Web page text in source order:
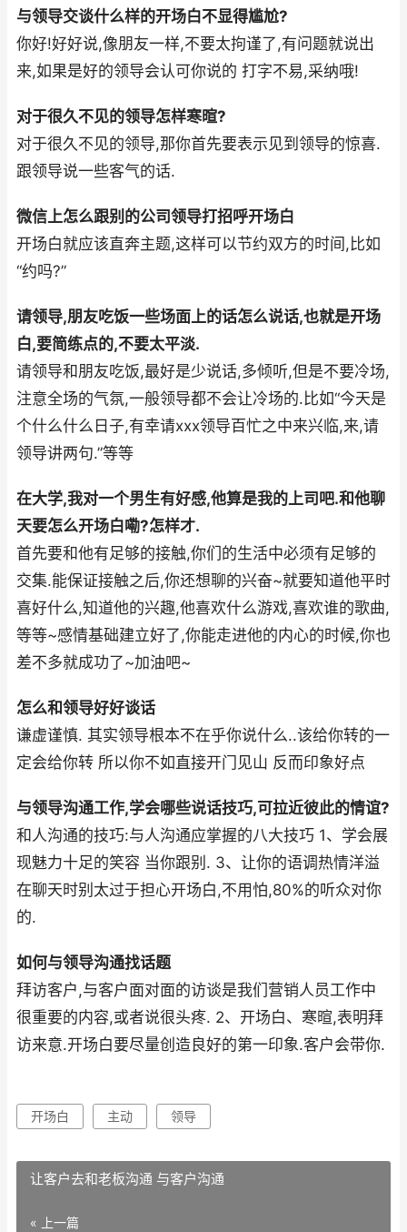
与领导交谈什么样的开场白不显得尴尬?
你好!好好说,像朋友一样,不要太拘谨了,有问题就说出
来,如果是好的领导会认可你说的 打字不易,采纳哦!
对于很久不见的领导怎样寒暄?
对于很久不见的领导,那你首先要表示见到领导的惊喜.
跟领导说一些客气的话.
微信上怎么跟别的公司领导打招呼开场白
开场白就应该直奔主题,这样可以节约双方的时间,比如
“约吗?”
请领导,朋友吃饭一些场面上的话怎么说话,也就是开场
白,要简练点的,不要太平淡.
请领导和朋友吃饭,最好是少说话,多倾听,但是不要冷场,
注意全场的气氛,一般领导都不会让冷场的.比如“今天是
个什么什么日子,有幸请xxx领导百忙之中来兴临,来,请
领导讲两句.”等等
在大学,我对一个男生有好感,他算是我的上司吧.和他聊
天要怎么开场白嘞?怎样才.
首先要和他有足够的接触,你们的生活中必须有足够的
交集.能保证接触之后,你还想聊的兴奋~就要知道他平时
喜好什么,知道他的兴趣,他喜欢什么游戏,喜欢谁的歌曲,
等等~感情基础建立好了,你能走进他的内心的时候,你也
差不多就成功了~加油吧~
怎么和领导好好谈话
谦虚谨慎. 其实领导根本不在乎你说什么..该给你转的一
定会给你转 所以你不如直接开门见山 反而印象好点
与领导沟通工作,学会哪些说话技巧,可拉近彼此的情谊?
和人沟通的技巧:与人沟通应掌握的八大技巧 1、学会展
现魅力十足的笑容 当你跟别. 3、让你的语调热情洋溢
在聊天时别太过于担心开场白,不用怕,80%的听众对你
的.
如何与领导沟通找话题
拜访客户,与客户面对面的访谈是我们营销人员工作中
很重要的内容,或者说很头疼. 2、开场白、寒暄,表明拜
访来意.开场白要尽量创造良好的第一印象.客户会带你.
开场白 主动 领导
让客户去和老板沟通 与客户沟通
« 上一篇